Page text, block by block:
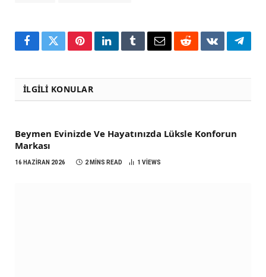
FacebookTwitterPinterestLinkedInTumblrEmailRedditVKontakte
İLGILI KONULAR
Beymen Evinizde Ve Hayatınızda Lüksle Konforun
Markası
16 HAZIRAN 2026 2 MINS READ 1 VIEWS